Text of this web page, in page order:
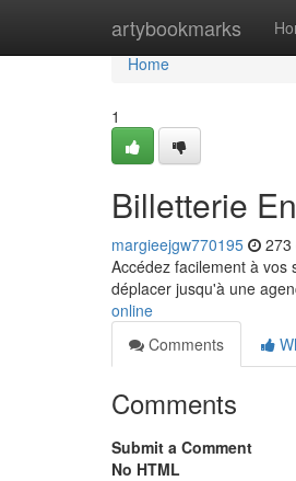
artybookmarks
Home
Home
1
Billetterie
margieejgw770195 273
Accédez facilement à
déplacer jusqu'à une
online
Comments
Comments
Submit a Comment
No HTML